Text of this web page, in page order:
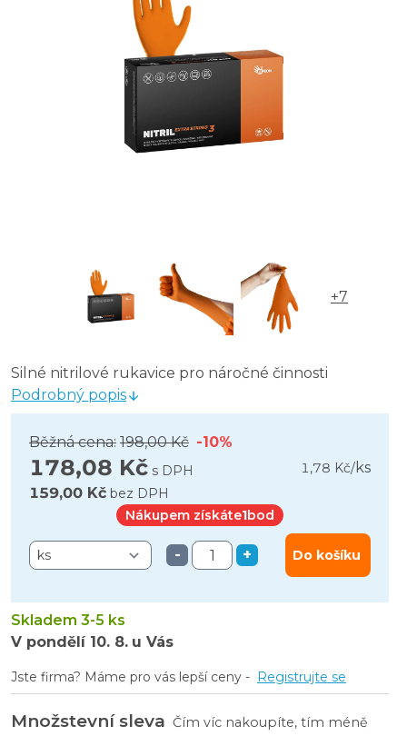
+7
Silné nitrilové rukavice pro náročné činnosti
Podrobný popis
Běžná cena: 198,00 Kč -10%
178,08 Kč s DPH 1,78 Kč/ks
159,00 Kč bez DPH
Nákupem získáte1bod
- + Do košíku
Skladem 3-5 ks
V pondělí 10. 8. u Vás
Jste firma? Máme pro vás lepší ceny - Registrujte se
Množstevní sleva Čím víc nakoupíte, tím méně